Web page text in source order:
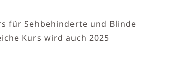
für Sehbehinderte und Blinde
Kurs wird auch 2025